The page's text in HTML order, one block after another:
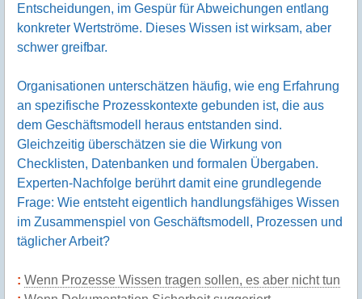
Entscheidungen, im Gespür für Abweichungen entlang
konkreter Wertströme. Dieses Wissen ist wirksam, aber
schwer greifbar.
Organisationen unterschätzen häufig, wie eng Erfahrung
an spezifische Prozesskontexte gebunden ist, die aus
dem Geschäftsmodell heraus entstanden sind.
Gleichzeitig überschätzen sie die Wirkung von
Checklisten, Datenbanken und formalen Übergaben.
Experten-Nachfolge berührt damit eine grundlegende
Frage: Wie entsteht eigentlich handlungsfähiges Wissen
im Zusammenspiel von Geschäftsmodell, Prozessen und
täglicher Arbeit?
Wenn Prozesse Wissen tragen sollen, es aber nicht tun